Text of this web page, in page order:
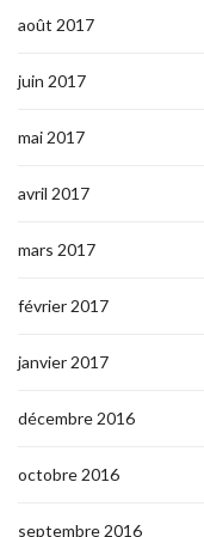
août 2017
juin 2017
mai 2017
avril 2017
mars 2017
février 2017
janvier 2017
décembre 2016
octobre 2016
septembre 2016